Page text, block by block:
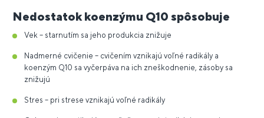
Nedostatok koenzýmu Q10 spôsobuje
Vek – starnutím sa jeho produkcia znižuje
Nadmerné cvičenie – cvičením vznikajú voľné radikály a
koenzým Q10 sa vyčerpáva na ich zneškodnenie, zásoby sa
znižujú
Stres – pri strese vznikajú voľné radikály